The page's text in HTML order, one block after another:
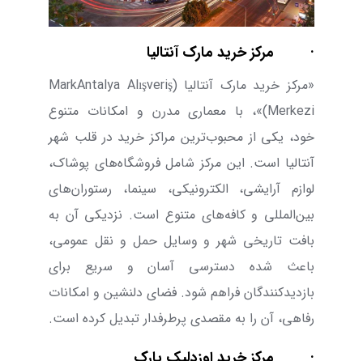
· مرکز خرید مارک آنتالیا
«مرکز خرید مارک آنتالیا (MarkAntalya Alışveriş
Merkezi)»، با معماری مدرن و امکانات متنوع
خود، یکی از محبوب‌ترین مراکز خرید در قلب شهر
آنتالیا است. این مرکز شامل فروشگاه‌های پوشاک،
لوازم آرایشی، الکترونیکی، سینما، رستوران‌های
بین‌المللی و کافه‌های متنوع است. نزدیکی آن به
بافت تاریخی شهر و وسایل حمل و نقل عمومی،
باعث شده دسترسی آسان و سریع برای
بازدیدکنندگان فراهم شود. فضای دلنشین و امکانات
رفاهی، آن را به مقصدی پرطرفدار تبدیل کرده است.